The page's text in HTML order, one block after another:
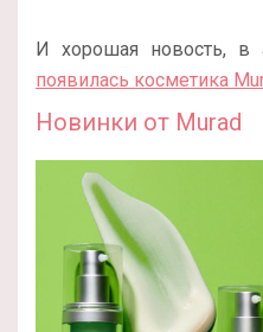
И хорошая новость, в
появилась косметика
Новинки от Murad